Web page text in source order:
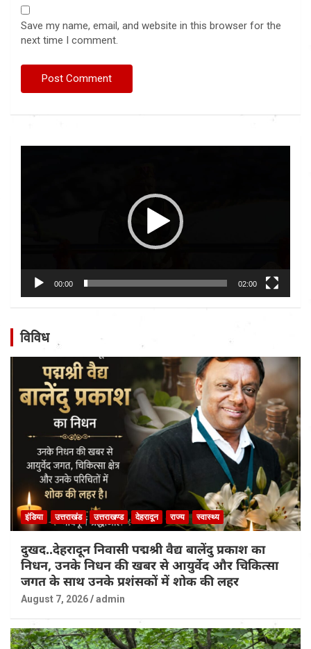
Save my name, email, and website in this browser for the
next time I comment.
00:00 02:00
विविध
इंडिया उत्तराखंड उत्तराखण्ड देहरादून राज्य स्वास्थ्य
दुखद..देहरादून निवासी पद्मश्री वैद्य बालेंदु प्रकाश का
निधन, उनके निधन की खबर से आयुर्वेद और चिकित्सा
जगत के साथ उनके प्रशंसकों में शोक की लहर
August 7, 2026 admin